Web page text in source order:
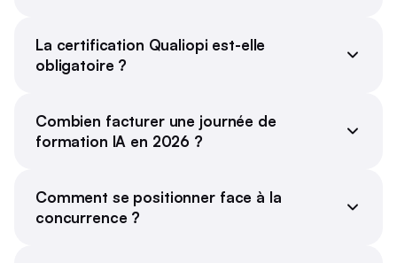
La certification Qualiopi est-elle
obligatoire ?
Combien facturer une journée de
formation IA en 2026 ?
Comment se positionner face à la
concurrence ?